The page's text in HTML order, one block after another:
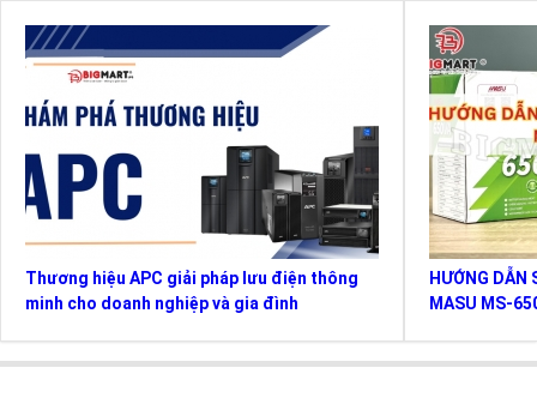
Thương hiệu APC giải pháp lưu điện thông
minh cho doanh nghiệp và gia đình
HƯỚNG DẪN
MASU MS-